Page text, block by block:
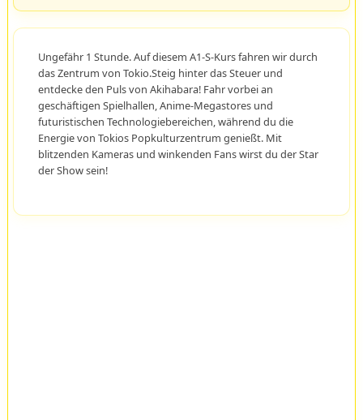
Ungefähr 1 Stunde. Auf diesem A1-S-Kurs fahren wir durch
das Zentrum von Tokio.Steig hinter das Steuer und
entdecke den Puls von Akihabara! Fahr vorbei an
geschäftigen Spielhallen, Anime-Megastores und
futuristischen Technologiebereichen, während du die
Energie von Tokios Popkulturzentrum genießt. Mit
blitzenden Kameras und winkenden Fans wirst du der Star
der Show sein!